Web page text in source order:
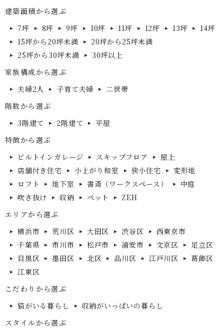
建築面積から選ぶ
7坪
8坪 9坪 10坪 11坪 12坪 13坪
14坪
15坪から20坪未満
20坪から25坪未満
25坪から30坪未満
30坪以上
家族構成から選ぶ
夫婦2人
子育て夫婦
二世帯
階数から選ぶ
3階建て
2階建て
平屋
特徴から選ぶ
ビルトインガレージ
スキップフロア
屋上
店舗付き住宅
小上がり和室 狭小住宅
変形地
ロフト
地下室 書斎（ワークスペース）
中庭
吹き抜け
収納 ペット
ZEH
エリアから選ぶ
横浜市
荒川区 大田区 渋谷区
西東京市
千葉県
市川市 松戸市 浦安市 文京区
足立区
目黒区
墨田区 北区 品川区 江戸川区
葛飾区
江東区
こだわりから選ぶ
猫がいる暮らし
収納がいっぱいの暮らし
スタイルから選ぶ